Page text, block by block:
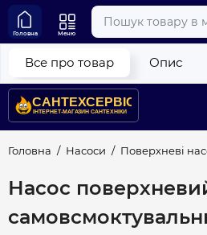
Головна Меню
Головна Насоси Поверхневі
Насос
Все про товар Опис